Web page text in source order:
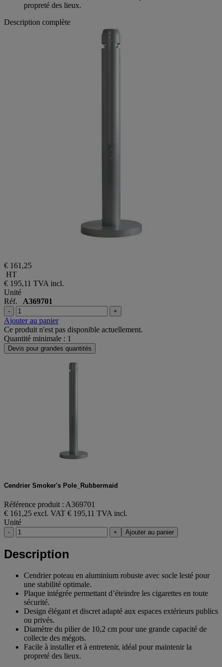
propreté des lieux.
Description complète
€ 161,25
HT
€ 195,11 TVA incl.
Unité
Réf. A369701
- +
Ajouter au panier
Ce produit n'est pas disponible actuellement.
Quantité minimale : 1
Devis pour grandes quantités
Cendrier Smoker's Pole_Rubbermaid
Référence produit : A369701
€ 161,25 excl. VAT € 195,11 TVA incl.
Unité
- + Ajouter au panier
Description
Cendrier poteau en aluminium robuste avec socle lesté pour
une stabilité optimale.
Plaque intégrée permettant d’éteindre les cigarettes en toute
sécurité.
Design élégant et discret adapté aux espaces extérieurs publics
ou privés.
Diamètre du pilier de 10,2 cm pour une grande capacité de
collecte des mégots.
Facile à installer et à entretenir, idéal pour maintenir la
propreté des lieux.